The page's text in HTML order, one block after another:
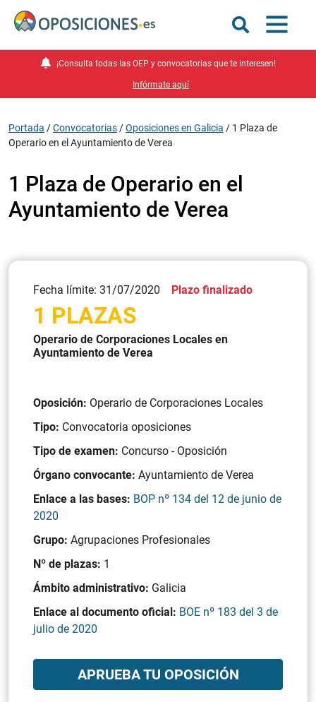
¡Consulta todas las OEP y convocatorias que te interesen!
Infórmate aquí
Portada /Convocatorias /Oposiciones en Galicia / 1 Plaza de
Operario en el Ayuntamiento de Verea
1 Plaza de Operario en el
Ayuntamiento de Verea
Fecha límite: 31/07/2020 Plazo finalizado
1 PLAZAS
Operario de Corporaciones Locales en
Ayuntamiento de Verea
Oposición: Operario de Corporaciones Locales
Tipo: Convocatoria oposiciones
Tipo de examen: Concurso - Oposición
Órgano convocante: Ayuntamiento de Verea
Enlace a las bases: BOP nº 134 del 12 de junio de
2020
Grupo: Agrupaciones Profesionales
Nº de plazas: 1
Ámbito administrativo: Galicia
Enlace al documento oficial: BOE nº 183 del 3 de
julio de 2020
APRUEBA TU OPOSICIÓN